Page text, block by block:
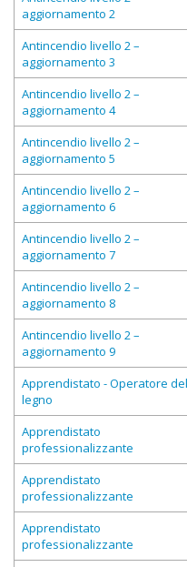
aggiornamento 2
Antincendio livello 2 –
aggiornamento 3
Antincendio livello 2 –
aggiornamento 4
Antincendio livello 2 –
aggiornamento 5
Antincendio livello 2 –
aggiornamento 6
Antincendio livello 2 –
aggiornamento 7
Antincendio livello 2 –
aggiornamento 8
Antincendio livello 2 –
aggiornamento 9
Apprendistato - Operatore del
legno
Apprendistato
professionalizzante
Apprendistato
professionalizzante
Apprendistato
professionalizzante